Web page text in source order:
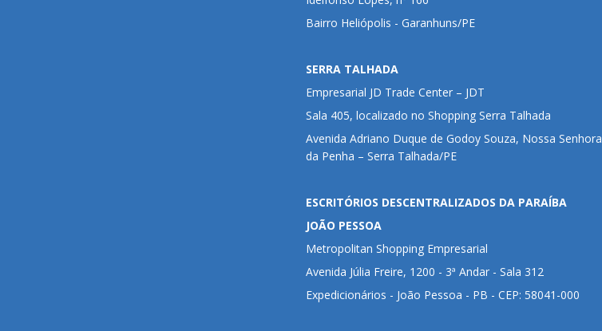
Bairro Heliópolis - Garanhuns/PE
SERRA TALHADA
Empresarial JD Trade Center – JDT
Sala 405, localizado no Shopping Serra Talhada
Avenida Adriano Duque de Godoy Souza, Nossa Senhora
da Penha – Serra Talhada/PE
ESCRITÓRIOS DESCENTRALIZADOS DA PARAÍBA
JOÃO PESSOA
Metropolitan Shopping Empresarial
Avenida Júlia Freire, 1200 - 3ª Andar - Sala 312
Expedicionários - João Pessoa - PB - CEP: 58041-000